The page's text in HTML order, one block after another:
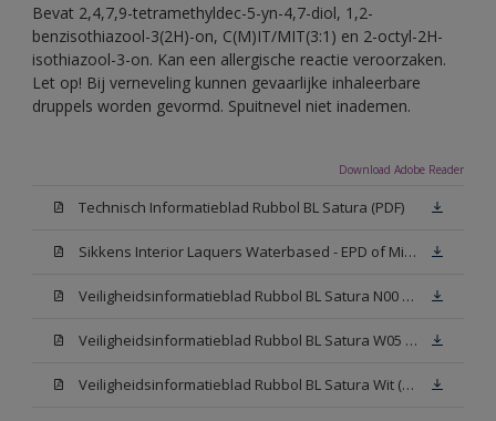
Bevat 2,4,7,9-tetramethyldec-5-yn-4,7-diol, 1,2-
benzisothiazool-3(2H)-on, C(M)IT/MIT(3:1) en 2-octyl-2H-
isothiazool-3-on. Kan een allergische reactie veroorzaken.
Let op! Bij verneveling kunnen gevaarlijke inhaleerbare
druppels worden gevormd. Spuitnevel niet inademen.
Download Adobe Reader
Technisch Informatieblad Rubbol BL Satura (PDF)
Sikkens Interior Laquers Waterbased - EPD of Milieuproductverklaring
Veiligheidsinformatieblad Rubbol BL Satura N00 (MSDS)
Veiligheidsinformatieblad Rubbol BL Satura W05 (MSDS)
Veiligheidsinformatieblad Rubbol BL Satura Wit (MSDS)